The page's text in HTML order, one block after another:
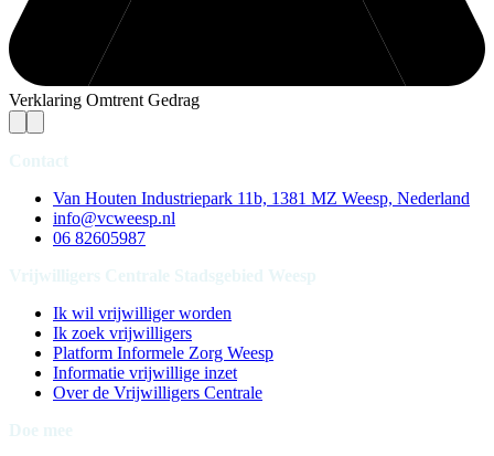
Verklaring Omtrent Gedrag
Van Houten Industriepark 11b, 1381 MZ Weesp, Nederland
info@vcweesp.nl
06 82605987
Ik wil vrijwilliger worden
Ik zoek vrijwilligers
Platform Informele Zorg Weesp
Informatie vrijwillige inzet
Over de Vrijwilligers Centrale